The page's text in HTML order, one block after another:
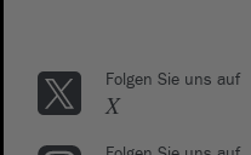
Folgen Sie uns auf
X